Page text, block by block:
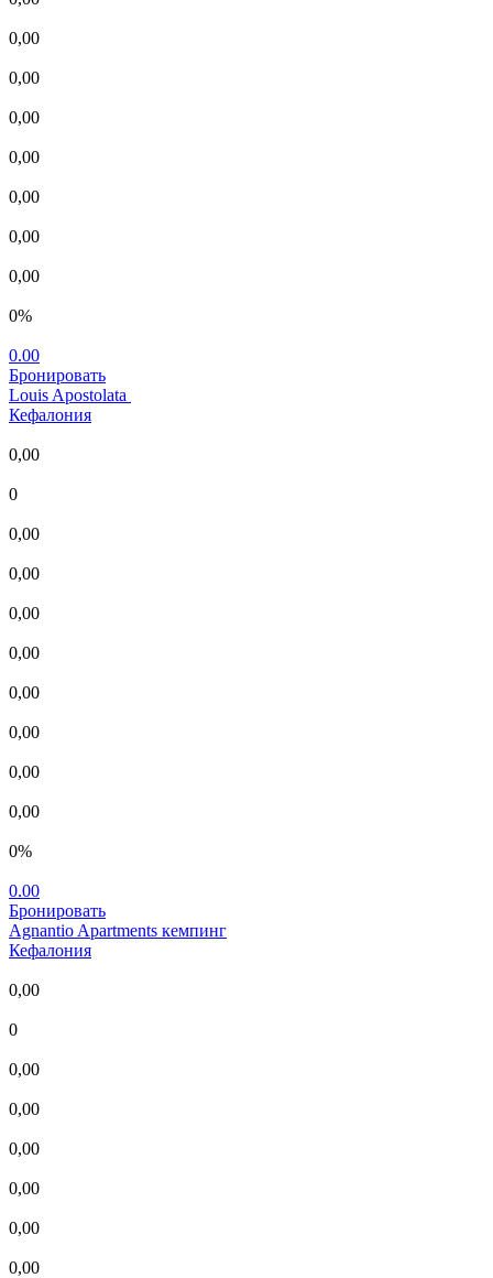
0,00
0,00
0,00
0,00
0,00
0,00
0,00
0%
0.00
Бронировать
Louis Apostolata
Кефалония
0,00
0
0,00
0,00
0,00
0,00
0,00
0,00
0,00
0,00
0%
0.00
Бронировать
Agnantio Apartments кемпинг
Кефалония
0,00
0
0,00
0,00
0,00
0,00
0,00
0,00